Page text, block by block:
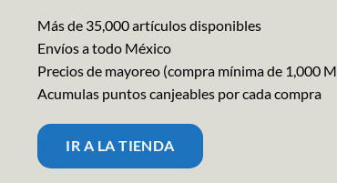
Más de 35,000 artículos disponibles
Envíos a todo México
Precios de mayoreo (compra mínima de 1,000
Acumulas puntos canjeables por cada compra
IR A LA TIENDA